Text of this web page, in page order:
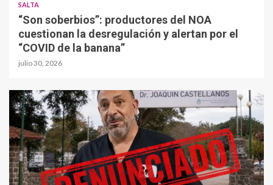
SALTA
“Son soberbios”: productores del NOA
cuestionan la desregulación y alertan por el
“COVID de la banana”
julio 30, 2026